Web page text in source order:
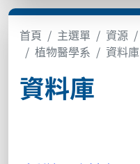
首頁 主選單 資源
植物醫學系
資料庫
資料庫